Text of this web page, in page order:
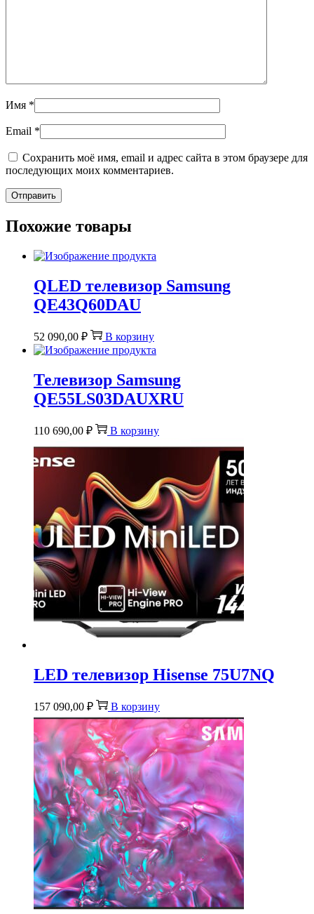
Имя *
Email *
Сохранить моё имя, email и адрес сайта в этом браузере для
последующих моих комментариев.
Похожие товары
QLED телевизор Samsung
QE43Q60DAU
52 090,00 ₽ В корзину
Телевизор Samsung
QE55LS03DAUXRU
110 690,00 ₽ В корзину
LED телевизор Hisense 75U7NQ
157 090,00 ₽ В корзину